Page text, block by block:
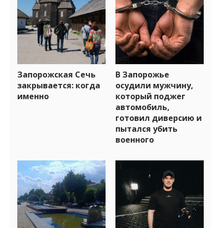
Запорожская Сечь
закрывается: когда
именно
В Запорожье
осудили мужчину,
который поджег
автомобиль,
готовил диверсию и
пытался убить
военного